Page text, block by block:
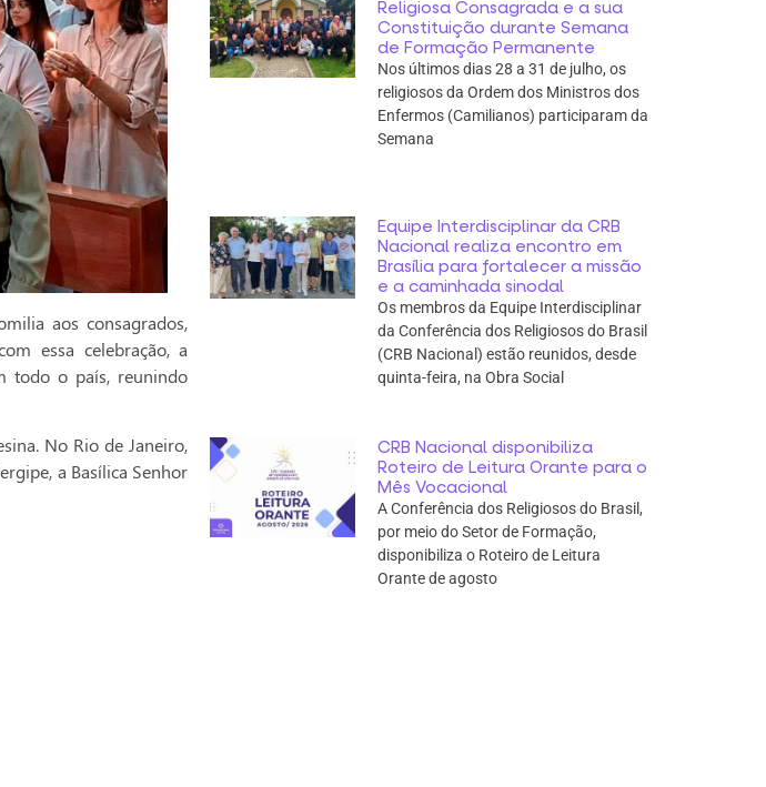
aos consagrados,
essa celebração, a
todo o país, reunindo
No Rio de Janeiro,
a Basílica Senhor
Religiosa Consagrada e a sua
Constituição durante Semana
de Formação Permanente
Nos últimos dias 28 a 31 de julho, os
religiosos da Ordem dos Ministros dos
Enfermos (Camilianos) participaram da
Semana
Equipe Interdisciplinar da CRB
Nacional realiza encontro em
Brasília para fortalecer a missão
e a caminhada sinodal
Os membros da Equipe Interdisciplinar
da Conferência dos Religiosos do Brasil
(CRB Nacional) estão reunidos, desde
quinta-feira, na Obra Social
CRB Nacional disponibiliza
Roteiro de Leitura Orante para o
Mês Vocacional
A Conferência dos Religiosos do Brasil,
por meio do Setor de Formação,
disponibiliza o Roteiro de Leitura
Orante de agosto